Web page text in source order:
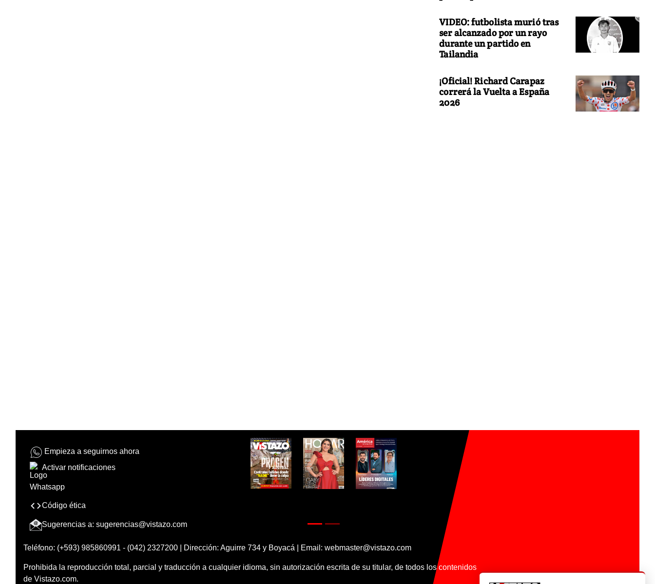
VIDEO: futbolista murió tras
ser alcanzado por un rayo
durante un partido en
Tailandia
¡Oficial! Richard Carapaz
correrá la Vuelta a España
2026
Empieza a seguirnos ahora
Activar notificaciones
Código ética
Sugerencias a: sugerencias@vistazo.com
Teléfono: (+593) 985860991 - (042) 2327200 | Dirección: Aguirre 734 y Boyacá | Email: webmaster@vistazo.com
Prohibida la reproducción total, parcial y traducción a cualquier idioma, sin autorización escrita de su titular, de todos los contenidos
de Vistazo.com.